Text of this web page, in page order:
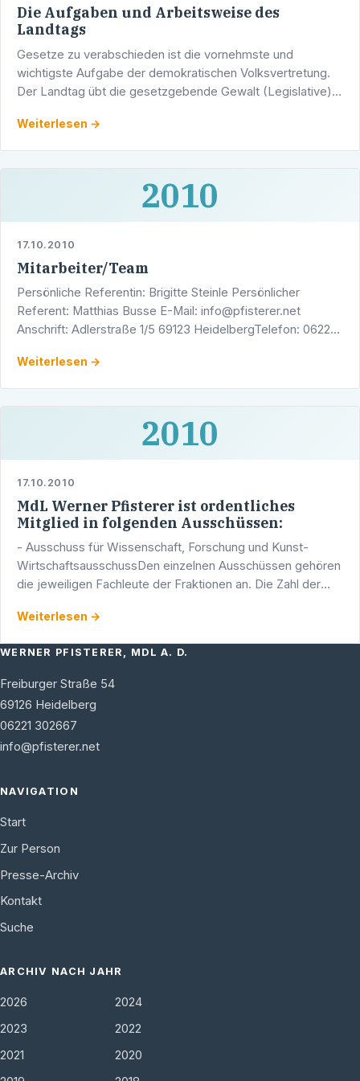
Die Aufgaben und Arbeitsweise des
Landtags
Gesetze zu verabschieden ist die vornehmste und
wichtigste Aufgabe der demokratischen Volksvertretung.
Der Landtag übt die gesetzgebende Gewalt (Legislative)
…
Weiterlesen →
2010
17.10.2010
Mitarbeiter/Team
Persönliche Referentin: Brigitte Steinle Persönlicher
Referent: Matthias Busse E-Mail: info@pfisterer.net
Anschrift: Adlerstraße 1/5 69123 HeidelbergTelefon: 06221 -
Weiterlesen →
2010
17.10.2010
MdL Werner Pfisterer ist ordentliches
Mitglied in folgenden Ausschüssen:
- Ausschuss für Wissenschaft, Forschung und Kunst-
WirtschaftsausschussDen einzelnen Ausschüssen gehören
die jeweiligen Fachleute der Fraktionen an. Die Zahl der
Weiterlesen →
WERNER PFISTERER, MDL A. D.
Freiburger Straße 54
69126 Heidelberg
06221 302667
info@pfisterer.net
NAVIGATION
Start
Zur Person
Presse-Archiv
Kontakt
Suche
ARCHIV NACH JAHR
2026
2024
2023
2022
2021
2020